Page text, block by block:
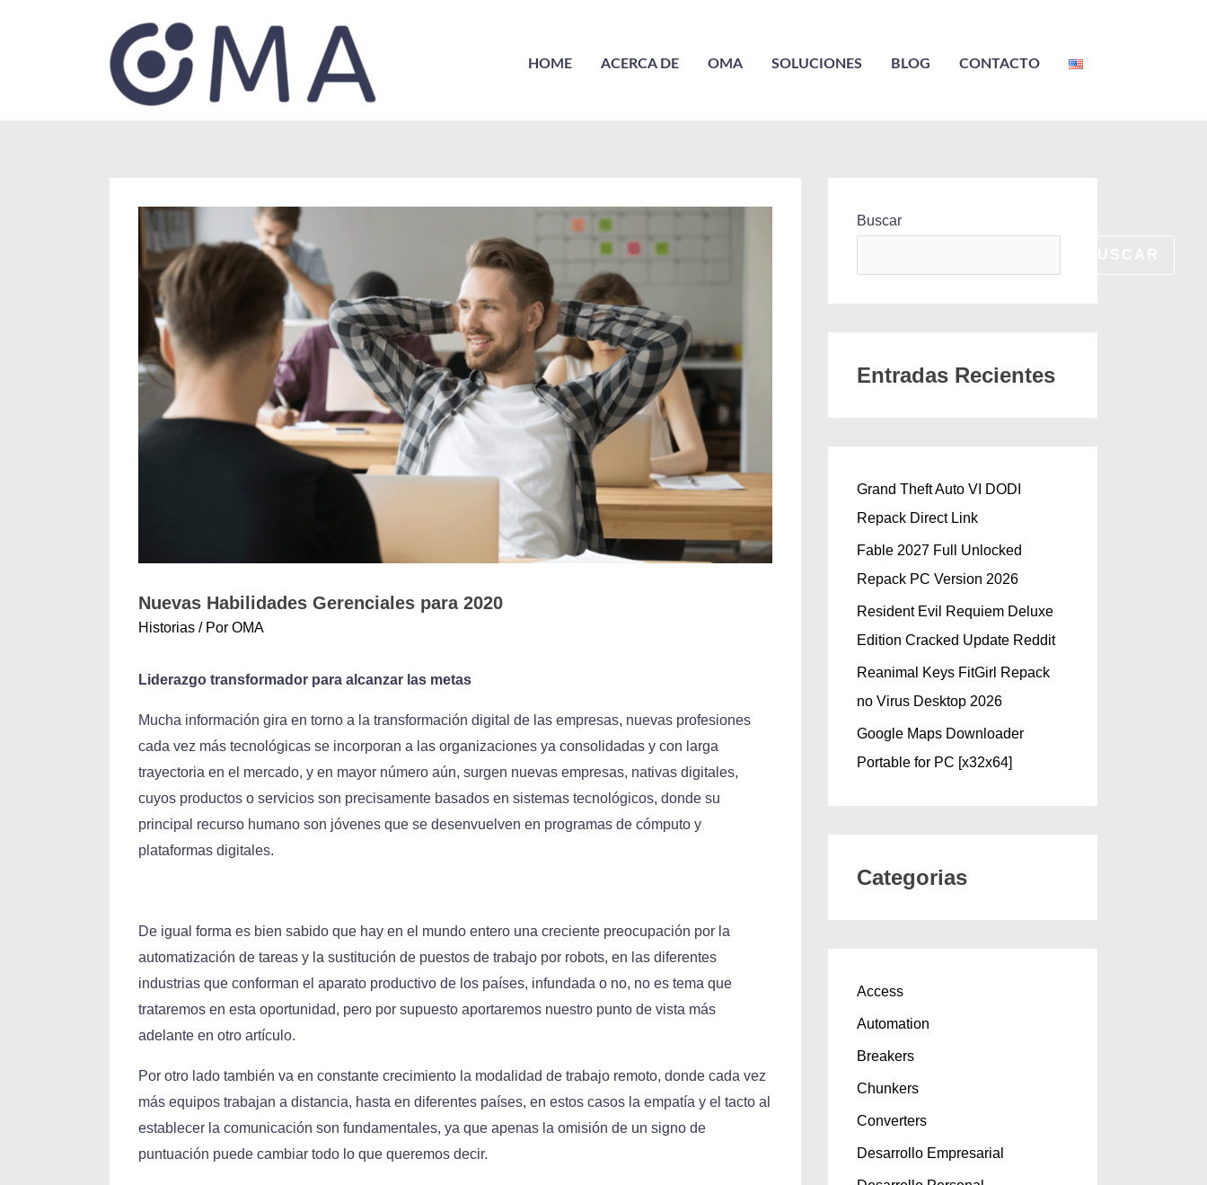
HOME ACERCA DE OMA SOLUCIONES BLOG CONTACTO
Nuevas Habilidades Gerenciales para 2020
Historias / Por OMA
Liderazgo transformador para alcanzar las metas
Mucha información gira en torno a la transformación digital de las empresas, nuevas profesiones
cada vez más tecnológicas se incorporan a las organizaciones ya consolidadas y con larga
trayectoria en el mercado, y en mayor número aún, surgen nuevas empresas, nativas digitales,
cuyos productos o servicios son precisamente basados en sistemas tecnológicos, donde su
principal recurso humano son jóvenes que se desenvuelven en programas de cómputo y
plataformas digitales.
De igual forma es bien sabido que hay en el mundo entero una creciente preocupación por la
automatización de tareas y la sustitución de puestos de trabajo por robots, en las diferentes
industrias que conforman el aparato productivo de los países, infundada o no, no es tema que
trataremos en esta oportunidad, pero por supuesto aportaremos nuestro punto de vista más
adelante en otro artículo.
Por otro lado también va en constante crecimiento la modalidad de trabajo remoto, donde cada vez
más equipos trabajan a distancia, hasta en diferentes países, en estos casos la empatía y el tacto al
establecer la comunicación son fundamentales, ya que apenas la omisión de un signo de
puntuación puede cambiar todo lo que queremos decir.
Buscar
Entradas Recientes
Grand Theft Auto VI DODI
Repack Direct Link
Fable 2027 Full Unlocked
Repack PC Version 2026
Resident Evil Requiem Deluxe
Edition Cracked Update Reddit
Reanimal Keys FitGirl Repack
no Virus Desktop 2026
Google Maps Downloader
Portable for PC [x32x64]
Categorias
Access
Automation
Breakers
Chunkers
Converters
Desarrollo Empresarial